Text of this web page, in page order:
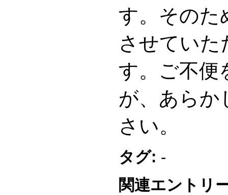
す。そのた
させてい
す。ご不便
が、あらか
さい。
タグ: -
関連エントリ